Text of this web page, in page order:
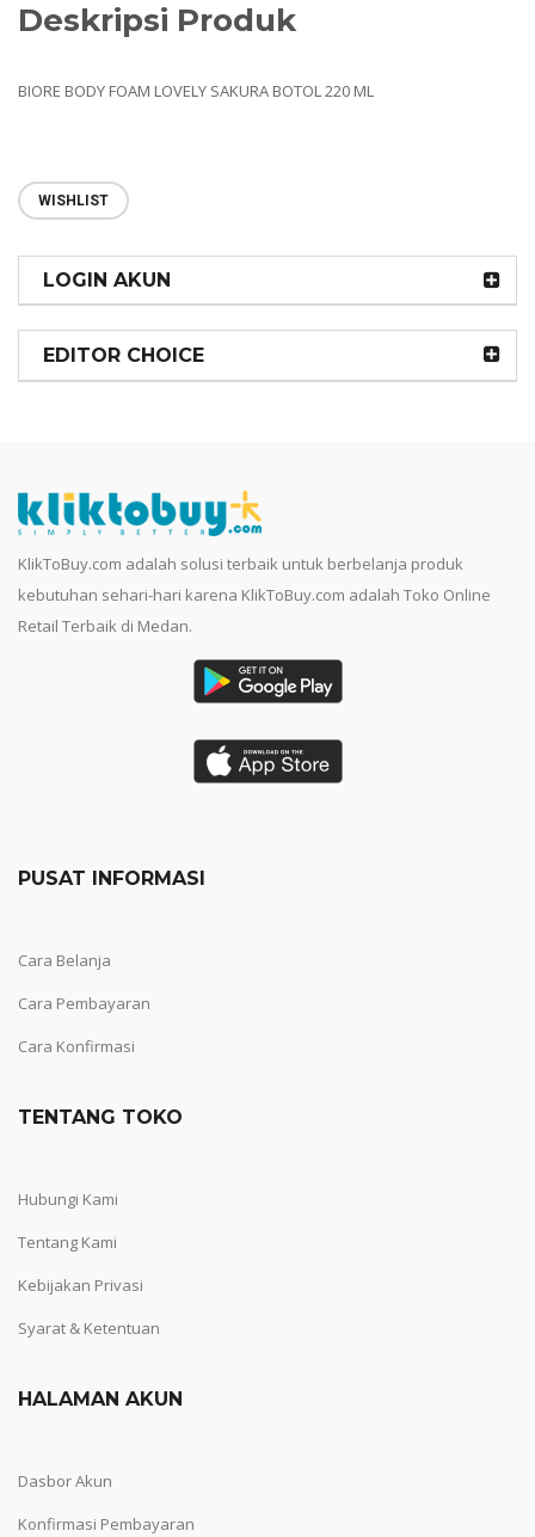
Deskripsi Produk
BIORE BODY FOAM LOVELY SAKURA BOTOL 220 ML
WISHLIST
LOGIN AKUN
EDITOR CHOICE
KlikToBuy.com adalah solusi terbaik untuk berbelanja produk
kebutuhan sehari-hari karena KlikToBuy.com adalah Toko Online
Retail Terbaik di Medan.
PUSAT INFORMASI
Cara Belanja
Cara Pembayaran
Cara Konfirmasi
TENTANG TOKO
Hubungi Kami
Tentang Kami
Kebijakan Privasi
Syarat & Ketentuan
HALAMAN AKUN
Dasbor Akun
Konfirmasi Pembayaran